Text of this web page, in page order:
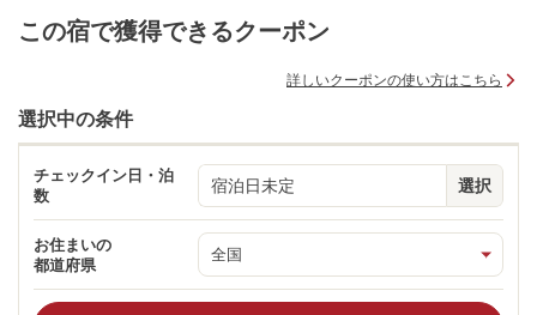
この宿で獲得できるクーポン
詳しいクーポンの使い方はこちら
選択中の条件
チェックイン日・泊
数
宿泊日未定 選択
お住まいの
都道府県